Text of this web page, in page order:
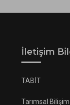
İletişim
TABİT
Tarımsal